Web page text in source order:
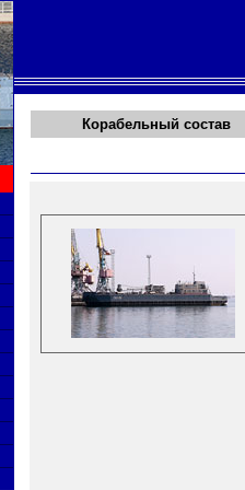
Корабельный состав